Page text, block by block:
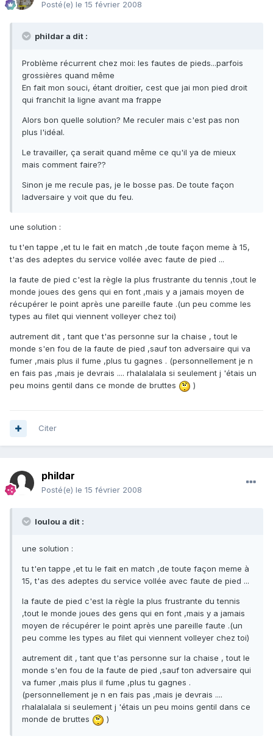
Posté(e) le 15 février 2008
phildar a dit :
Problème récurrent chez moi: les fautes de pieds...parfois
grossières quand même
En fait mon souci, étant droitier, cest que jai mon pied droit
qui franchit la ligne avant ma frappe
Alors bon quelle solution? Me reculer mais c'est pas non
plus l'idéal.
Le travailler, ça serait quand même ce qu'il ya de mieux
mais comment faire??
Sinon je me recule pas, je le bosse pas. De toute façon
ladversaire y voit que du feu.
une solution :
tu t'en tappe ,et tu le fait en match ,de toute façon meme à 15,
t'as des adeptes du service vollée avec faute de pied ...
la faute de pied c'est la règle la plus frustrante du tennis ,tout le
monde joues des gens qui en font ,mais y a jamais moyen de
récupérer le point après une pareille faute .(un peu comme les
types au filet qui viennent volleyer chez toi)
autrement dit , tant que t'as personne sur la chaise , tout le
monde s'en fou de la faute de pied ,sauf ton adversaire qui va
fumer ,mais plus il fume ,plus tu gagnes . (personnellement je n
en fais pas ,mais je devrais .... rhalalalala si seulement j 'étais un
peu moins gentil dans ce monde de bruttes
)
Citer
phildar
Posté(e) le 15 février 2008
loulou a dit :
une solution :
tu t'en tappe ,et tu le fait en match ,de toute façon meme à
15, t'as des adeptes du service vollée avec faute de pied ...
la faute de pied c'est la règle la plus frustrante du tennis
,tout le monde joues des gens qui en font ,mais y a jamais
moyen de récupérer le point après une pareille faute .(un
peu comme les types au filet qui viennent volleyer chez toi)
autrement dit , tant que t'as personne sur la chaise , tout le
monde s'en fou de la faute de pied ,sauf ton adversaire qui
va fumer ,mais plus il fume ,plus tu gagnes .
(personnellement je n en fais pas ,mais je devrais ....
rhalalalala si seulement j 'étais un peu moins gentil dans ce
monde de bruttes
)